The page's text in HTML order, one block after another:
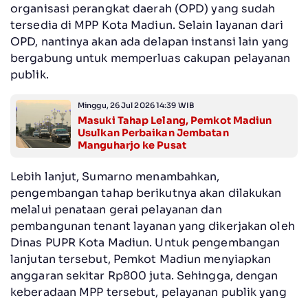
organisasi perangkat daerah (OPD) yang sudah
tersedia di MPP Kota Madiun. Selain layanan dari
OPD, nantinya akan ada delapan instansi lain yang
bergabung untuk memperluas cakupan pelayanan
publik.
Minggu, 26 Jul 2026 14:39 WIB
Masuki Tahap Lelang, Pemkot Madiun
Usulkan Perbaikan Jembatan
Manguharjo ke Pusat
Lebih lanjut, Sumarno menambahkan,
pengembangan tahap berikutnya akan dilakukan
melalui penataan gerai pelayanan dan
pembangunan tenant layanan yang dikerjakan oleh
Dinas PUPR Kota Madiun. Untuk pengembangan
lanjutan tersebut, Pemkot Madiun menyiapkan
anggaran sekitar Rp800 juta. Sehingga, dengan
keberadaan MPP tersebut, pelayanan publik yang